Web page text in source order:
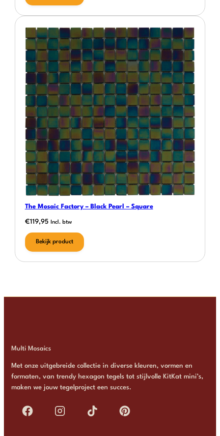
The Mosaic Factory – Black Pearl – Square
€119,95 Incl. btw
Bekijk product
Multi Mosaics
Met onze uitgebreide collectie in diverse kleuren, vormen en
formaten, van trendy hexagon tegels tot stijlvolle KitKat mini’s,
maken we jouw tegelproject een succes.